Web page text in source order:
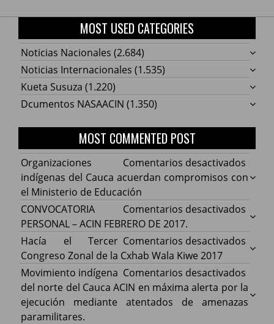
MOST USED CATEGORIES
Noticias Nacionales (2.684)
Noticias Internacionales (1.535)
Kueta Susuza (1.220)
Dcumentos NASAACIN (1.350)
MOST COMMENTED POST
Comentarios desactivados
Cauca
con
de
Organizaciones
indígenas del Cauca acuerdan compromisos con
el Ministerio de Educación
Comentarios desactivados
ACIN
DE
CONVOCATORIA
PERSONAL – ACIN FEBRERO DE 2017.
Comentarios desactivados
Hacía
Hacía el Tercer
Congreso Zonal de la Cxhab Wala Kiwe 2017
Comentarios desactivados
Movimiento indígena
del norte del Cauca ACIN en máxima alerta por la
ejecución mediante atentados de amenazas
paramilitares.